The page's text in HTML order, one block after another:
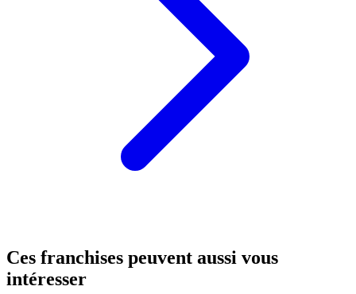
Ces franchises peuvent aussi vous
intéresser